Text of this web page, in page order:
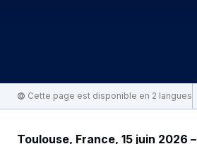
Cette page est disponible en 2 langues
Toulouse, France, 15 juin 2026 –